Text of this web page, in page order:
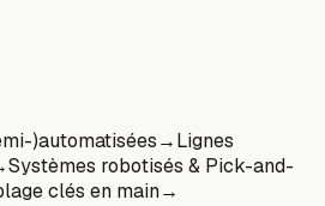
)automatisées→Lignes
Systèmes robotisés & Pick-and-
clés en main→